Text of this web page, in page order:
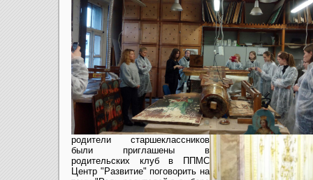
родители старшеклассников
были приглашены в
родительских клуб в ППМС
Центр "Развитие" поговорить на